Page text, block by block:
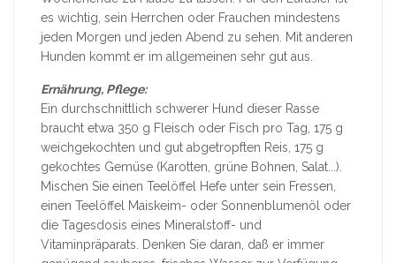
es wichtig, sein Herrchen oder Frauchen mindestens
jeden Morgen und jeden Abend zu sehen. Mit anderen
Hunden kommt er im allgemeinen sehr gut aus.
Ernährung, Pflege:
Ein durchschnittlich schwerer Hund dieser Rasse
braucht etwa 350 g Fleisch oder Fisch pro Tag, 175 g
weichgekochten und gut abgetropften Reis, 175 g
gekochtes Gemüse (Karotten, grüne Bohnen, Salat...).
Mischen Sie einen Teelöffel Hefe unter sein Fressen,
einen Teelöffel Maiskeim- oder Sonnenblumenöl oder
die Tagesdosis eines Mineralstoff- und
Vitaminpräparats. Denken Sie daran, daß er immer